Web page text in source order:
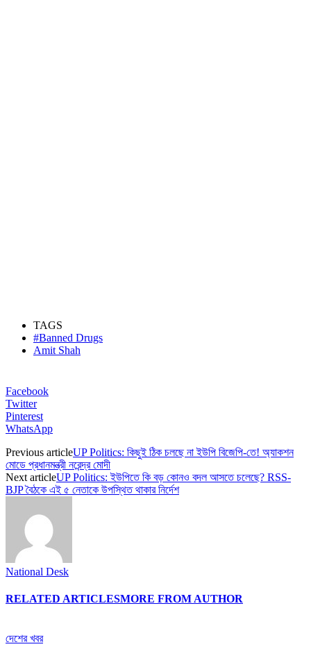
TAGS
#Banned Drugs
Amit Shah
Facebook
Twitter
Pinterest
WhatsApp
Previous articleUP Politics: কিছুই ঠিক চলছে না ইউপি বিজেপি-তে! অ্যাকশন
মোডে প্রধানমন্ত্রী নরেন্দ্র মোদী
Next articleUP Politics: ইউপিতে কি বড় কোনও বদল আসতে চলেছে? RSS-
BJP বৈঠকে এই ৫ নেতাকে উপস্থিত থাকার নির্দেশ
National Desk
RELATED ARTICLESMORE FROM AUTHOR
দেশের খবর